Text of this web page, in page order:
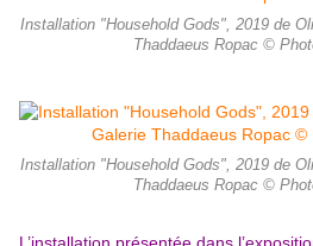
Installation "Household Gods", 2019 de
Thaddaeus Ropac ©
Installation "Household Gods", 2019 de
Thaddaeus Ropac ©